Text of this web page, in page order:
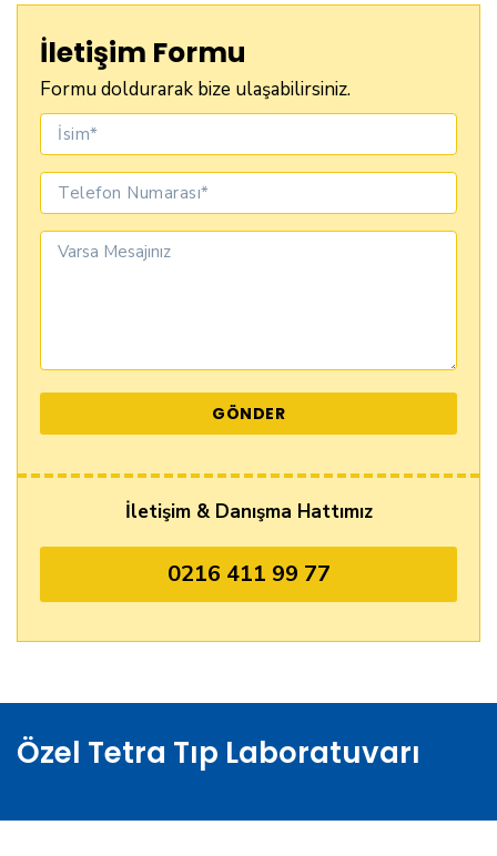
İletişim Formu
Formu doldurarak bize ulaşabilirsiniz.
İletişim & Danışma Hattımız
0216 411 99 77
Özel Tetra Tıp Laboratuvarı